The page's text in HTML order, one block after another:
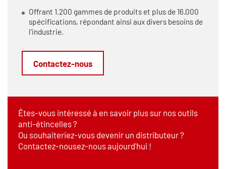
Offrant 1.200 gammes de produits et plus de 16.000
spécifications, répondant ainsi aux divers besoins de
l'industrie.
Contactez-nous
Êtes-vous intéressé à en savoir plus sur nos outils
anti-étincelles ?
Ou souhaiteriez-vous devenir un distributeur ?
Contactez-nousez-nous aujourd'hui !